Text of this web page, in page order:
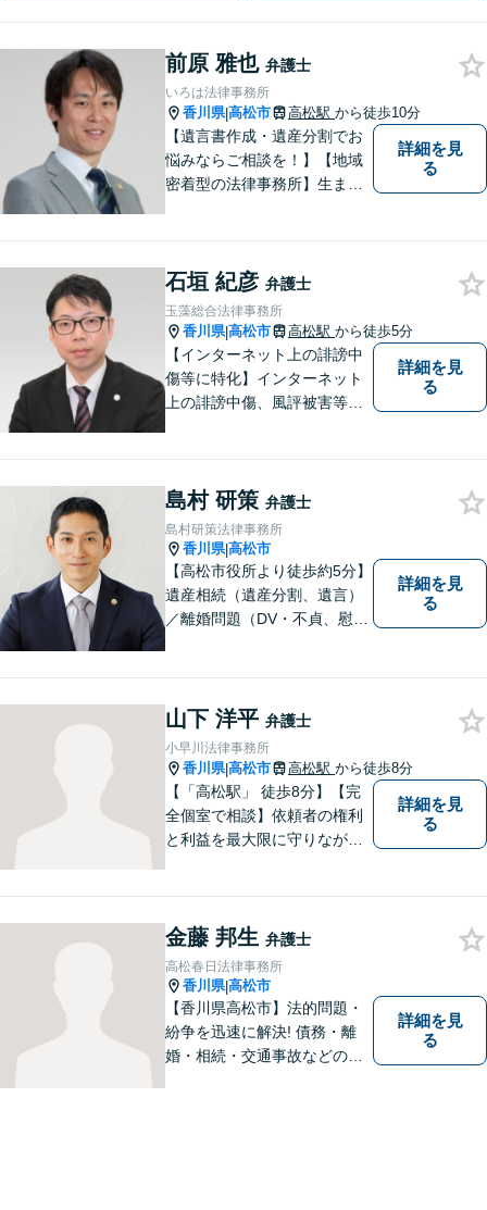
前原 雅也 弁護士
いろは法律事務所
香川県|高松市 高松駅 から徒歩10分
【遺言書作成・遺産分割でお
悩みならご相談を！】【地域
密着型の法律事務所】生まれ
に取り組んでいます。相談・
依頼しやすい環境づくりを徹
底しています！【ZOOM面談
対応可】
詳細を見
る
石垣 紀彦 弁護士
玉藻総合法律事務所
香川県|高松市 高松駅 から徒歩5分
【インターネット上の誹謗中
傷等に特化】インターネット
上の誹謗中傷、風評被害等に
報開示等、最善の解決方法を
ご提案いたします。
詳細を見
る
島村 研策 弁護士
島村研策法律事務所
香川県|高松市
【高松市役所より徒歩約5分】
遺産相続（遺産分割、遺言）
／離婚問題（DV・不貞、慰謝
供します。
詳細を見
る
山下 洋平 弁護士
小早川法律事務所
香川県|高松市 高松駅 から徒歩8分
【「高松駅」 徒歩8分】【完
全個室で相談】依頼者の権利
と利益を最大限に守りなが
見出すお手伝いができれば、
幸いです。お気軽にご相談く
ださい。
詳細を見
る
金藤 邦生 弁護士
高松春日法律事務所
香川県|高松市
【香川県高松市】法的問題・
紛争を迅速に解決! 債務・離
婚・相続・交通事故などの問
詳細を見
る